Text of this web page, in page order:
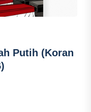
Putih (Koran